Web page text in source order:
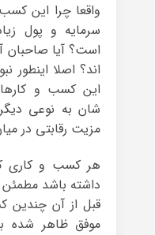
واقعا چرا این
سرمایه و پول
است؟ آیا صاحبان
اند؟ اصلا اینطور
این کسب و
شان به نوعی
مزیت رقابتی در
هر کسب و کاری
داشته باشد
قبل از آن چندین
موفق ظاهر شده